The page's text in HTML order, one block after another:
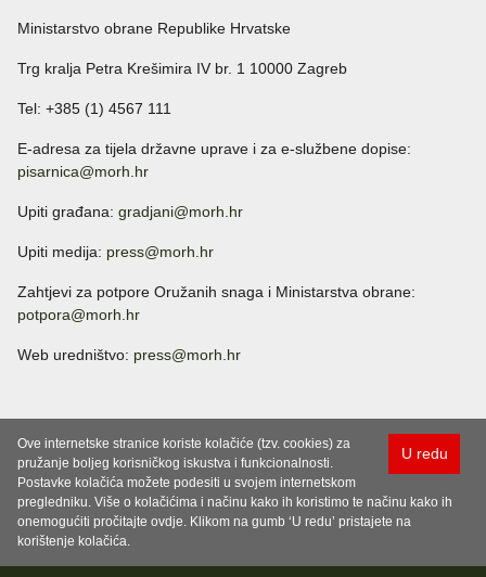
Ministarstvo obrane Republike Hrvatske
Trg kralja Petra Krešimira IV br. 1 10000 Zagreb
Tel: +385 (1) 4567 111
E-adresa za tijela državne uprave i za e-službene dopise:
pisarnica@morh.hr
Upiti građana: gradjani@morh.hr
Upiti medija: press@morh.hr
Zahtjevi za potpore Oružanih snaga i Ministarstva obrane:
potpora@morh.hr
Web uredništvo: press@morh.hr
U redu
Ove internetske stranice koriste kolačiće (tzv. cookies) za
pružanje boljeg korisničkog iskustva i funkcionalnosti.
Postavke kolačića možete podesiti u svojem internetskom
pregledniku. Više o kolačićima i načinu kako ih koristimo te načinu kako ih
onemogućiti pročitajte ovdje. Klikom na gumb ‘U redu’ pristajete na
korištenje kolačića.